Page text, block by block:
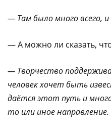
— Там было много всего,
— А можно ли сказать,
— Творчество
человек хочет быть
даётся этот путь и
то или иное направление.